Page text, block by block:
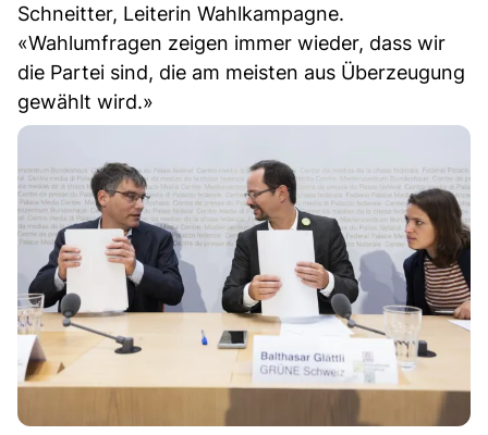
Schneitter, Leiterin Wahlkampagne.
«Wahlumfragen zeigen immer wieder, dass wir
die Partei sind, die am meisten aus Überzeugung
gewählt wird.»